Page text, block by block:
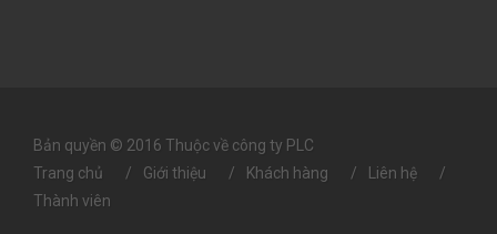
Bản quyền © 2016 Thuộc về công ty PLC
Trang chủ
Giới thiệu Khách hàng
Liên hệ
Thành viên